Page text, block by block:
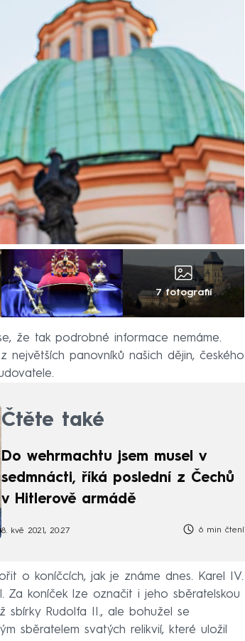
7 fotografií
že tak podrobné informace nemáme.
panovníků našich dějin, českého
Čtěte také
Do wehrmachtu jsem musel v
sedmnácti, říká poslední z Čechů
v Hitlerově armádě
8. kvě 2021, 20:27 6 min čtení
o koníčcích, jak je známe dnes. Karel IV.
Za koníček lze označit i jeho sběratelskou
sbírky Rudolfa II., ale bohužel se
sběratelem svatých relikvií, které uložil